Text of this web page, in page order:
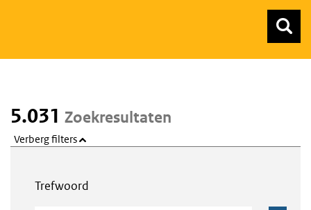
5.031 Zoekresultaten
Verberg filters
Trefwoord